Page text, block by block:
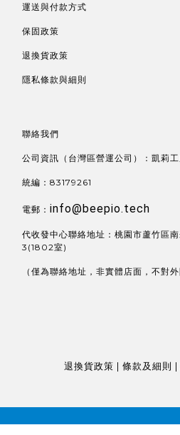
運送與付款方式
保固政策
退換貨政策
隱私條款與細則
聯絡我們
公司資訊（台灣區營運公司）：凱莉
統編：83179261
電郵： info@beepio.tech
代收發中心聯絡地址：桃園市蘆竹區
3(1802室)
（僅為聯絡地址，非實體店面，不對外
退換貨政策 | 條款及細